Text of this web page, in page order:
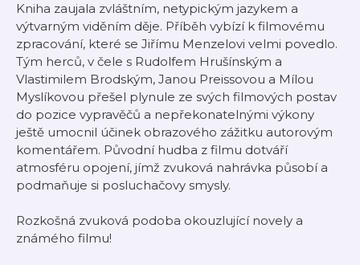
Kniha zaujala zvláštním, netypickým jazykem a
výtvarným viděním děje. Příběh vybízí k filmovému
zpracování, které se Jiřímu Menzelovi velmi povedlo.
Tým herců, v čele s Rudolfem Hrušínským a
Vlastimilem Brodským, Janou Preissovou a Mílou
Myslíkovou přešel plynule ze svých filmových postav
do pozice vypravěčů a nepřekonatelnými výkony
ještě umocnil účinek obrazového zážitku autorovým
komentářem. Původní hudba z filmu dotváří
atmosféru opojení, jímž zvuková nahrávka působí a
podmaňuje si posluchačovy smysly.
Rozkošná zvuková podoba okouzlující novely a
známého filmu!